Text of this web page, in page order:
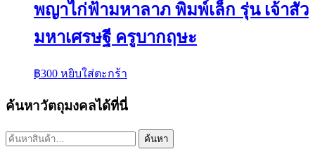
พญาไก่ฟ้ามหาลาภ พิมพ์เล็ก รุ่น เจ้าสัว
มหาเศรษฐี ครูบากฤษะ
฿300 หยิบใส่ตะกร้า
ค้นหาวัตถุมงคลได้ที่นี่
ค้นหา: ค้นหา